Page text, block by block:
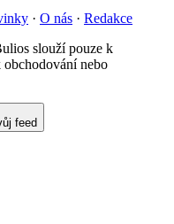
· O nás · Redakce
slouží pouze k
obchodování nebo
feed